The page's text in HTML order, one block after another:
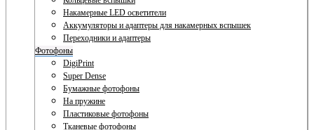
Накамерные LED осветители
Аккумуляторы и адаптеры для накамерных вспышек
Переходники и адаптеры
Фотофоны
DigiPrint
Super Dense
Бумажные фотофоны
На пружине
Пластиковые фотофоны
Тканевые фотофоны